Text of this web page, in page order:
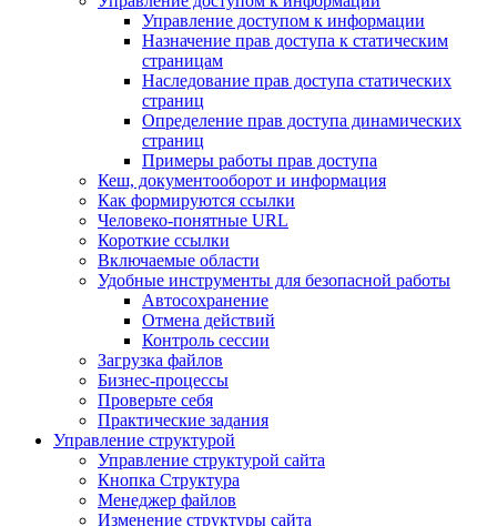
Управление доступом к информации
Назначение прав доступа к статическим
страницам
Наследование прав доступа статических
страниц
Определение прав доступа динамических
страниц
Примеры работы прав доступа
Кеш, документооборот и информация
Как формируются ссылки
Человеко-понятные URL
Короткие ссылки
Включаемые области
Удобные инструменты для безопасной работы
Автосохранение
Отмена действий
Контроль сессии
Загрузка файлов
Бизнес-процессы
Проверьте себя
Практические задания
Управление структурой
Управление структурой сайта
Кнопка Структура
Менеджер файлов
Изменение структуры сайта